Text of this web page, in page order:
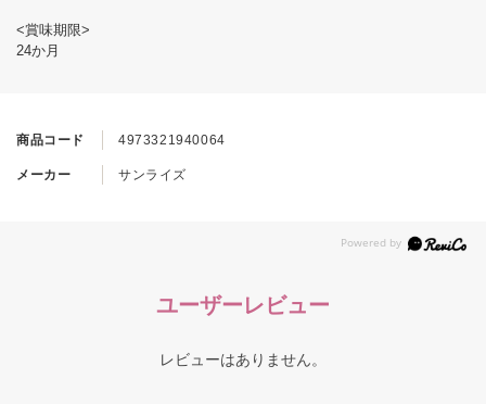
商品コード 4973321940064
メーカー サンライズ
<賞味期限>
24か月
ユーザーレビュー
レビューはありません。